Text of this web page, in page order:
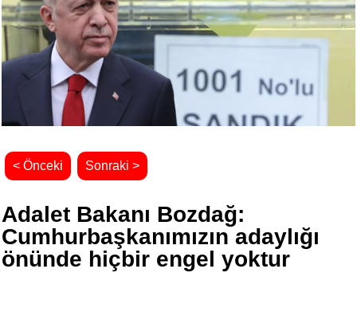
< Önceki Sonraki >
Adalet Bakanı Bozdağ:
Cumhurbaşkanımızın adaylığı
önünde hiçbir engel yoktur